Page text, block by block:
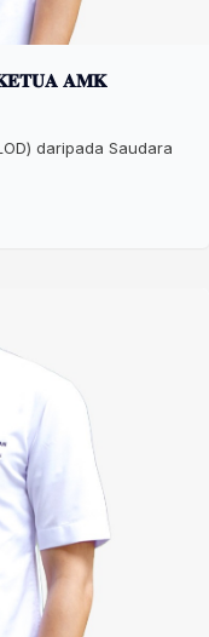
𝐀𝐌𝐊
daripada Saudara